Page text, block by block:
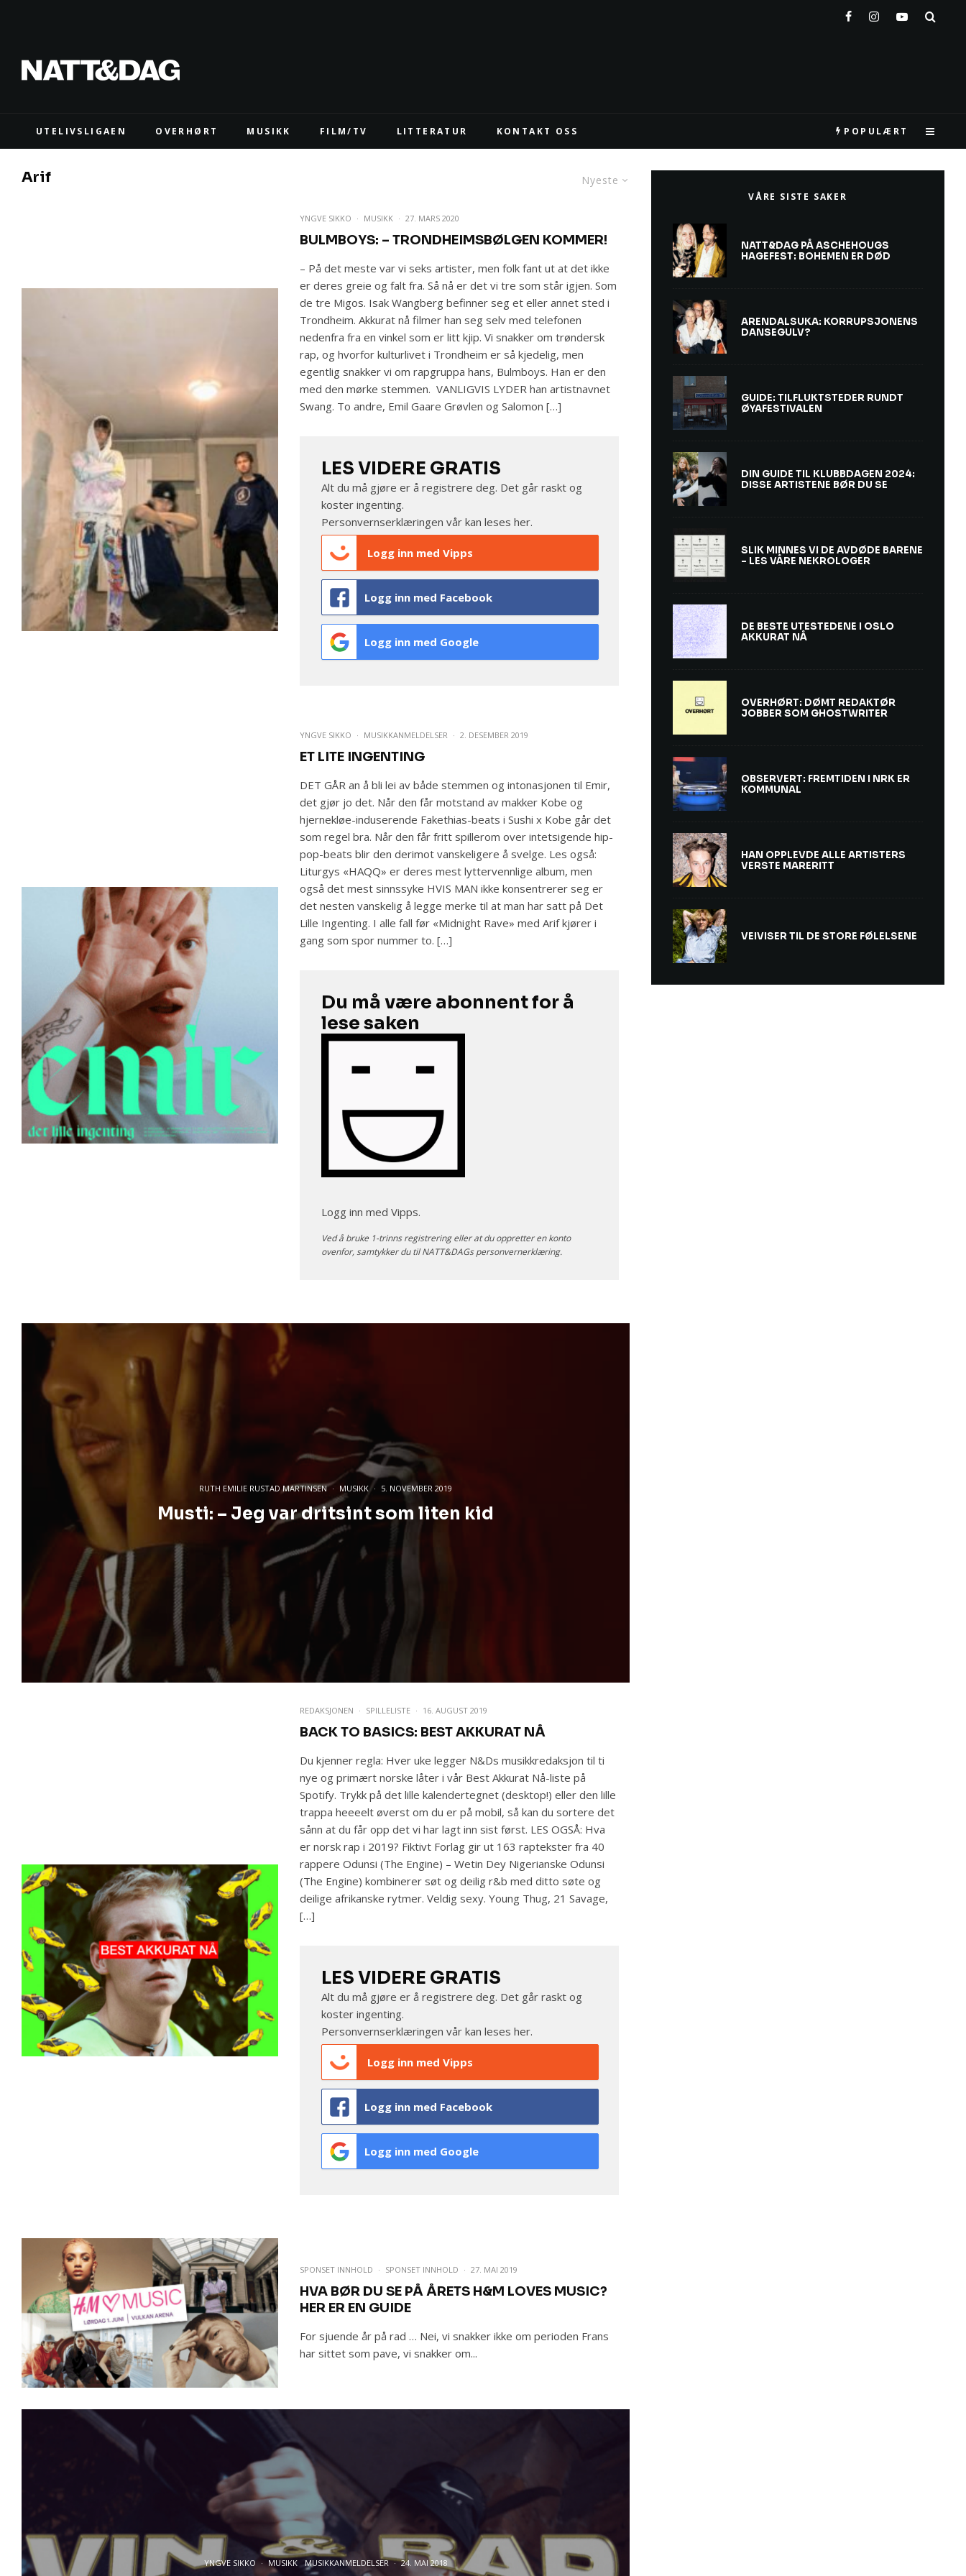
UTELIVSLIGAEN OVERHØRT MUSIKK FILM/TV LITTERATUR KONTAKT OSS POPULÆRT
Nyeste
Arif
YNGVE SIKKO · MUSIKK · 27. MARS 2020
BULMBOYS: – TRONDHEIMSBØLGEN KOMMER!
– På det meste var vi seks artister, men folk fant ut at det ikke
er deres greie og falt fra. Så nå er det vi tre som står igjen. Som
de tre Migos. Isak Wangberg befinner seg et eller annet sted i
Trondheim. Akkurat nå filmer han seg selv med telefonen
nedenfra fra en vinkel som er litt kjip. Vi snakker om trøndersk
rap, og hvorfor kulturlivet i Trondheim er så kjedelig, men
egentlig snakker vi om rapgruppa hans, Bulmboys. Han er den
med den mørke stemmen. VANLIGVIS LYDER han artistnavnet
Swang. To andre, Emil Gaare Grøvlen og Salomon […]
LES VIDERE GRATIS
Alt du må gjøre er å registrere deg. Det går raskt og
koster ingenting.
Personvernserklæringen vår kan lesesher.
Logg inn med Vipps
Logg inn med Facebook
Logg inn med Google
YNGVE SIKKO · MUSIKKANMELDELSER · 2. DESEMBER 2019
ET LITE INGENTING
DET GÅR an å bli lei av både stemmen og intonasjonen til Emir,
det gjør jo det. Når den får motstand av makker Kobe og
hjernekløe-induserende Fakethias-beats i Sushi x Kobe går det
som regel bra. Når den får fritt spillerom over intetsigende hip-
pop-beats blir den derimot vanskeligere å svelge. Les også:
Liturgys «HAQQ» er deres mest lyttervennlige album, men
også det mest sinnssyke HVIS MAN ikke konsentrerer seg er
det nesten vanskelig å legge merke til at man har satt på Det
Lille Ingenting. I alle fall før «Midnight Rave» med Arif kjører i
gang som spor nummer to. […]
Du må være abonnent for å
lese saken
Logg inn med Vipps.
Ved å bruke 1-trinns registrering eller at du oppretter en konto
ovenfor, samtykker du til NATT&DAGspersonvernerklæring.
RUTH EMILIE RUSTAD MARTINSEN · MUSIKK · 5. NOVEMBER 2019
Musti: – Jeg var dritsint som liten kid
REDAKSJONEN · SPILLELISTE · 16. AUGUST 2019
BACK TO BASICS: BEST AKKURAT NÅ
Du kjenner regla: Hver uke legger N&Ds musikkredaksjon til ti
nye og primært norske låter i vår Best Akkurat Nå-liste på
Spotify. Trykk på det lille kalendertegnet (desktop!) eller den lille
trappa heeeelt øverst om du er på mobil, så kan du sortere det
sånn at du får opp det vi har lagt inn sist først. LES OGSÅ: Hva
er norsk rap i 2019? Fiktivt Forlag gir ut 163 raptekster fra 40
rappere Odunsi (The Engine) – Wetin Dey Nigerianske Odunsi
(The Engine) kombinerer søt og deilig r&b med ditto søte og
deilige afrikanske rytmer. Veldig sexy. Young Thug, 21 Savage,
[…]
LES VIDERE GRATIS
Alt du må gjøre er å registrere deg. Det går raskt og
koster ingenting.
Personvernserklæringen vår kan lesesher.
Logg inn med Vipps
Logg inn med Facebook
Logg inn med Google
SPONSET INNHOLD · SPONSET INNHOLD · 27. MAI 2019
HVA BØR DU SE PÅ ÅRETS H&M LOVES MUSIC?
HER ER EN GUIDE
For sjuende år på rad … Nei, vi snakker ikke om perioden Frans
har sittet som pave, vi snakker om...
YNGVE SIKKO · MUSIKK MUSIKKANMELDELSER · 24. MAI 2018
VÅRE SISTE SAKER
NATT&DAG PÅ ASCHEHOUGS
HAGEFEST: BOHEMEN ER DØD
ARENDALSUKA: KORRUPSJONENS
DANSEGULV?
GUIDE: TILFLUKTSTEDER RUNDT
ØYAFESTIVALEN
DIN GUIDE TIL KLUBBDAGEN 2024:
DISSE ARTISTENE BØR DU SE
SLIK MINNES VI DE AVDØDE BARENE
– LES VÅRE NEKROLOGER
DE BESTE UTESTEDENE I OSLO
AKKURAT NÅ
OVERHØRT: DØMT REDAKTØR
JOBBER SOM GHOSTWRITER
OBSERVERT: FREMTIDEN I NRK ER
KOMMUNAL
HAN OPPLEVDE ALLE ARTISTERS
VERSTE MARERITT
VEIVISER TIL DE STORE FØLELSENE